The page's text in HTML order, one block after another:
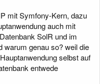
mit Symfony-Kern, dazu
auch mit
SolR und im
warum genau so? weil die
selbst auf
entwede